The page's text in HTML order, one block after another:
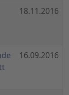
18.11.2016
16.09.2016